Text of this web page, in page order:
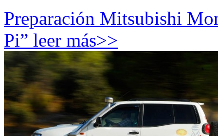
Preparación Mitsubishi
Pi” leer más>>